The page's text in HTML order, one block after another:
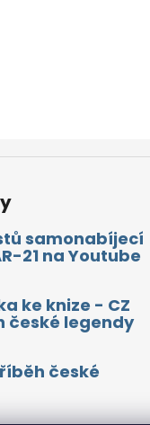
samonabíjecí
21 na Youtube
ke knize - CZ
české legendy
české